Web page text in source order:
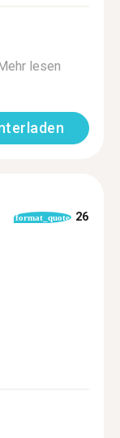
lesen
format_quote 26